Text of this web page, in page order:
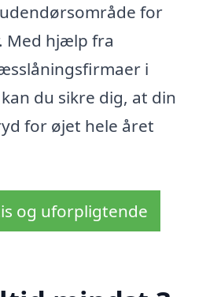
for
Med hjælp fra
i
du sikre dig, at din
for øjet hele året
og uforpligtende